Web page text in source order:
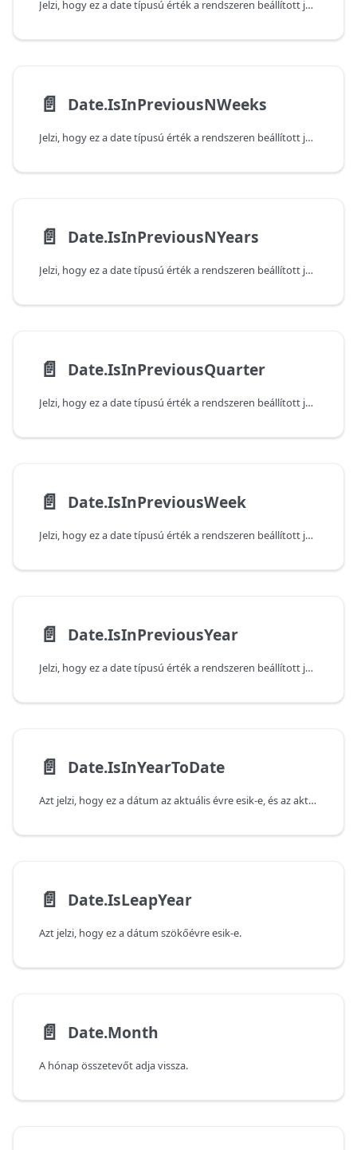
Jelzi, hogy ez a date típusú érték a rendszeren beállított jelenlegi dátum és idő alapján az előző, adott számú negyedévben következik-e be. Vegye figyelembe, hogy a függvény false (hamis) értéket ad vissza, ha az átadott érték az aktuális negyedévben következik be.
📄️ Date.IsInPreviousNWeeks
Jelzi, hogy ez a date típusú érték a rendszeren beállított jelenlegi dátum és idő alapján az előző, adott számú héten belül következik-e be. Vegye figyelembe, hogy a függvény false (hamis) értéket ad vissza, ha az átadott érték az aktuális héten következik be.
📄️ Date.IsInPreviousNYears
Jelzi, hogy ez a date típusú érték a rendszeren beállított jelenlegi dátum és idő alapján az előző, adott számú éven belül következik-e be. Vegye figyelembe, hogy a függvény false (hamis) értéket ad vissza, ha az átadott érték az aktuális évben következik be.
📄️ Date.IsInPreviousQuarter
Jelzi, hogy ez a date típusú érték a rendszeren beállított jelenlegi dátum és idő alapján az előző negyedévben következik-e be. Vegye figyelembe, hogy a függvény false (hamis) értéket ad vissza, ha az átadott érték az aktuális negyedévben következik be.
📄️ Date.IsInPreviousWeek
Jelzi, hogy ez a date típusú érték a rendszeren beállított jelenlegi dátum és idő alapján az előző héten következik-e be. Vegye figyelembe, hogy a függvény false (hamis) értéket ad vissza, ha az átadott érték az aktuális héten következik be.
📄️ Date.IsInPreviousYear
Jelzi, hogy ez a date típusú érték a rendszeren beállított jelenlegi dátum és idő alapján az előző évben következik-e be. Vegye figyelembe, hogy a függvény false (hamis) értéket ad vissza, ha az átadott érték az aktuális évben következik be.
📄️ Date.IsInYearToDate
Azt jelzi, hogy ez a dátum az aktuális évre esik-e, és az aktuális napon vagy az előtt van-e, amit a rendszeren beállított aktuális dátum és idő határoz meg.
📄️ Date.IsLeapYear
Azt jelzi, hogy ez a dátum szökőévre esik-e.
📄️ Date.Month
A hónap összetevőt adja vissza.